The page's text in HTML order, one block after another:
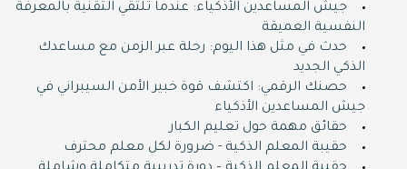
جيش المساعدين الأذكياء: عندما تلتقي التقنية بالمعرفة
النفسية العميقة
حدث في مثل هذا اليوم: رحلة عبر الزمن مع مساعدك
الذكي الجديد
حصنك الرقمي: اكتشف قوة خبير الأمن السيبراني في
جيش المساعدين الأذكياء
حقائق مهمة حول تعليم الكبار
حقيبة المعلم الذكية - ضرورة لكل معلم محترف